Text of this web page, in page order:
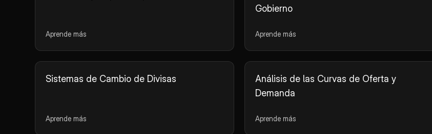
Aprende más
Gobierno
Aprende más
Sistemas de Cambio de Divisas
Aprende más
Análisis de las Curvas de Oferta y
Demanda
Aprende más